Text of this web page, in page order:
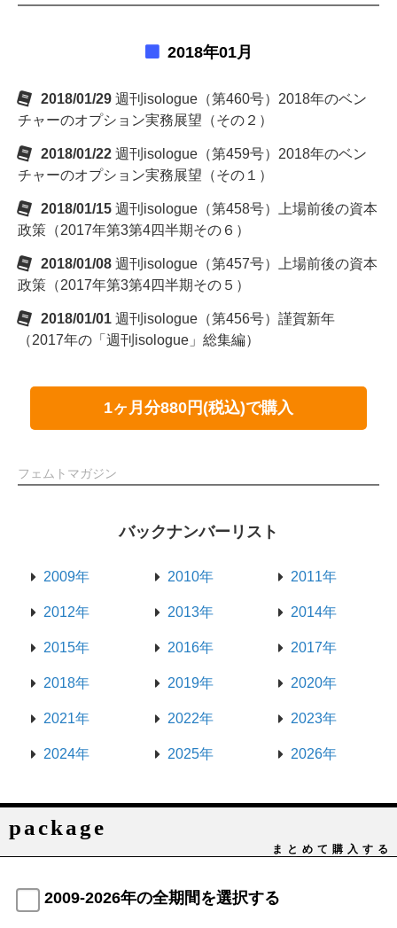
2018年01月
2018/01/29 週刊isologue（第460号）2018年のベン
チャーのオプション実務展望（その２）
2018/01/22 週刊isologue（第459号）2018年のベン
チャーのオプション実務展望（その１）
2018/01/15 週刊isologue（第458号）上場前後の資本
政策（2017年第3第4四半期その６）
2018/01/08 週刊isologue（第457号）上場前後の資本
政策（2017年第3第4四半期その５）
2018/01/01 週刊isologue（第456号）謹賀新年
（2017年の「週刊isologue」総集編）
1ヶ月分880円(税込)で購入
フェムトマガジン
バックナンバーリスト
2009年 2010年 2011年
2012年 2013年 2014年
2015年 2016年 2017年
2018年 2019年 2020年
2021年 2022年 2023年
2024年 2025年 2026年
package
まとめて購入する
2009-2026年の全期間を選択する